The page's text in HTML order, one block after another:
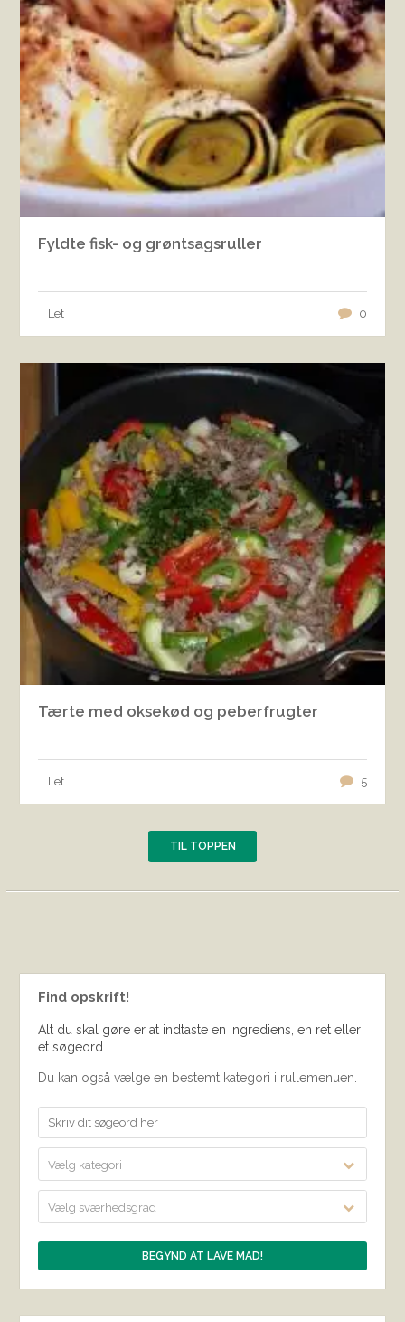
Fyldte fisk- og grøntsagsruller
Let 0
Tærte med oksekød og peberfrugter
Let 5
TIL TOPPEN
Find opskrift!
Alt du skal gøre er at indtaste en ingrediens, en ret eller
et søgeord.
Du kan også vælge en bestemt kategori i rullemenuen.
Vælg kategori
Vælg sværhedsgrad